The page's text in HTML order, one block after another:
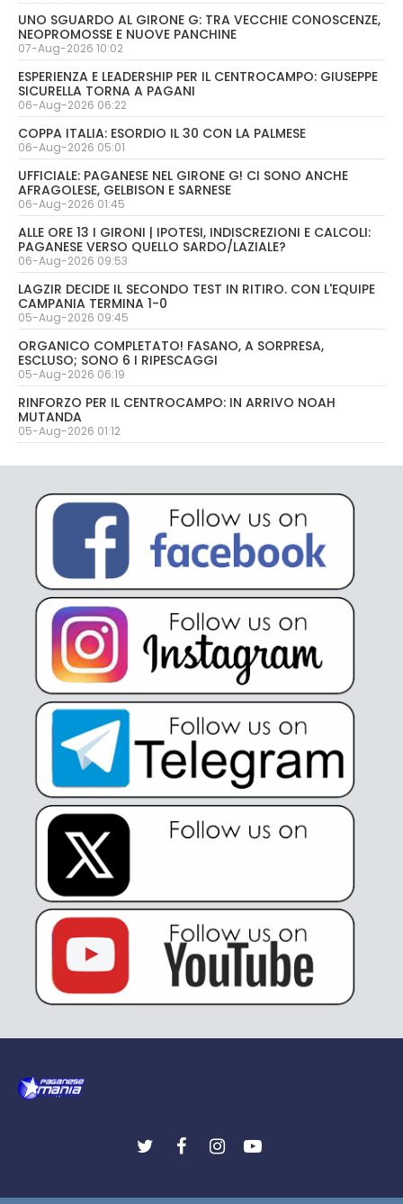
UNO SGUARDO AL GIRONE G: TRA VECCHIE CONOSCENZE,
NEOPROMOSSE E NUOVE PANCHINE
07-Aug-2026 10:02
ESPERIENZA E LEADERSHIP PER IL CENTROCAMPO: GIUSEPPE
SICURELLA TORNA A PAGANI
06-Aug-2026 06:22
COPPA ITALIA: ESORDIO IL 30 CON LA PALMESE
06-Aug-2026 05:01
UFFICIALE: PAGANESE NEL GIRONE G! CI SONO ANCHE
AFRAGOLESE, GELBISON E SARNESE
06-Aug-2026 01:45
ALLE ORE 13 I GIRONI | IPOTESI, INDISCREZIONI E CALCOLI:
PAGANESE VERSO QUELLO SARDO/LAZIALE?
06-Aug-2026 09:53
LAGZIR DECIDE IL SECONDO TEST IN RITIRO. CON L'EQUIPE
CAMPANIA TERMINA 1-0
05-Aug-2026 09:45
ORGANICO COMPLETATO! FASANO, A SORPRESA,
ESCLUSO; SONO 6 I RIPESCAGGI
05-Aug-2026 06:19
RINFORZO PER IL CENTROCAMPO: IN ARRIVO NOAH
MUTANDA
05-Aug-2026 01:12